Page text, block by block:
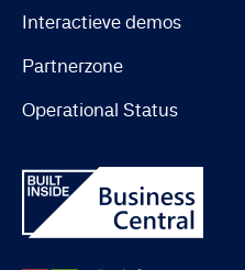
Interactieve demos
Partnerzone
Operational Status